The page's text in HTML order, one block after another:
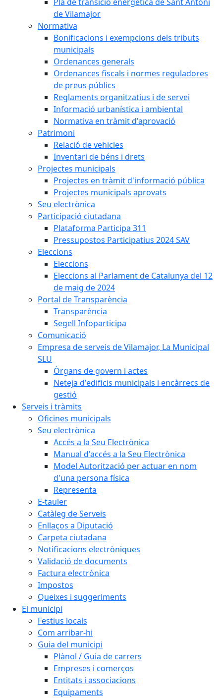
de Vilamajor
Normativa
Bonificacions i exempcions dels tributs
municipals
Ordenances generals
Ordenances fiscals i normes reguladores
de preus públics
Reglaments organitzatius i de servei
Informació urbanística i ambiental
Normativa en tràmit d'aprovació
Patrimoni
Relació de vehicles
Inventari de béns i drets
Projectes municipals
Projectes en tràmit d'informació pública
Projectes municipals aprovats
Seu electrònica
Participació ciutadana
Plataforma Participa 311
Pressupostos Participatius 2024 SAV
Eleccions
Eleccions
Eleccions al Parlament de Catalunya del 12
de maig de 2024
Portal de Transparència
Transparència
Segell Infoparticipa
Comunicació
Empresa de serveis de Vilamajor, La Municipal
SLU
Òrgans de govern i actes
Neteja d'edificis municipals i encàrrecs de
gestió
Serveis i tràmits
Oficines municipals
Seu electrònica
Accés a la Seu Electrònica
Manual d'accés a la Seu Electrònica
Model Autorització per actuar en nom
d'una persona física
Representa
E-tauler
Catàleg de Serveis
Enllaços a Diputació
Carpeta ciutadana
Notificacions electròniques
Validació de documents
Factura electrònica
Impostos
Queixes i suggeriments
El municipi
Festius locals
Com arribar-hi
Guia del municipi
Plànol / Guia de carrers
Empreses i comerços
Entitats i associacions
Equipaments